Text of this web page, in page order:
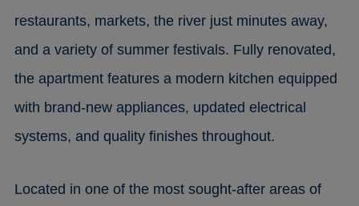
restaurants, markets, the river just minutes away,
and a variety of summer festivals. Fully renovated,
the apartment features a modern kitchen equipped
with brand-new appliances, updated electrical
systems, and quality finishes throughout.
Located in one of the most sought-after areas of